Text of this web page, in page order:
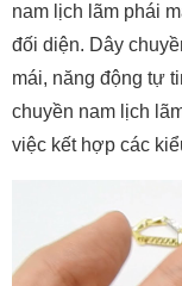
nam lịch lãm phái
đối diện. Dây
mái, năng động tự
chuyền nam lịch
việc kết hợp các